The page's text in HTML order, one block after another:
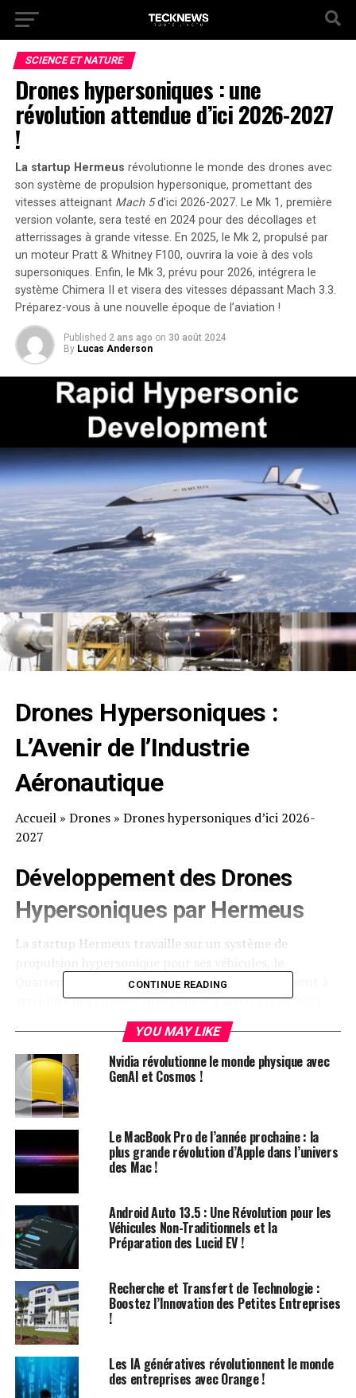
SCIENCE ET NATURE
Drones hypersoniques : une
révolution attendue d’ici 2026-2027
!
La startup Hermeus révolutionne le monde des drones avec
son système de propulsion hypersonique, promettant des
vitesses atteignant Mach 5d’ici 2026-2027. Le Mk 1, première
version volante, sera testé en 2024 pour des décollages et
atterrissages à grande vitesse. En 2025, le Mk 2, propulsé par
un moteur Pratt & Whitney F100, ouvrira la voie à des vols
supersoniques. Enfin, le Mk 3, prévu pour 2026, intégrera le
système Chimera II et visera des vitesses dépassant Mach 3.3.
Préparez-vous à une nouvelle époque de l’aviation !
Published 2 ans ago on 30 août 2024
By Lucas Anderson
Drones Hypersoniques :
L’Avenir de l’Industrie
Aéronautique
Accueil» Drones» Drones hypersoniques d’ici 2026-
2027
Développement des Drones
Hypersoniques par Hermeus
La startup Hermeus travaille sur un système de
Quarterhorse et le Darkhorse. Ces innovations visent à
atteindre des vitesses supérieures àMach 5d’ici 2026-
Ligne du Temps du Développement
du Quarterhorse
Mk 1 :
prévue pour des essais en vol fin 2024. Ces tests
se concentreront sur les décollages et
Mk 2 :
Prévue pour 2025, cette version sera
propulsée par un moteur Pratt et Whitney F100,
permettant ainsi un vol supersonique. Elle servira
de base aux capacités hypersoniques complètes
prévues pour les itérations futures.
Mk 3 :
Attendue en développement d’ici 2026, la
Mk 3 intégrera le système de propulsion chimera
II de Hermeus avec un moteur F100 modifié.
Cette version vise à dépasser Mach 3.3 dans le
cadre des tests du Département de la Défense.
CONTINUE READING
YOU MAY LIKE
Nvidia révolutionne le monde physique avec
GenAI et Cosmos !
Le MacBook Pro de l’année prochaine : la
plus grande révolution d’Apple dans l’univers
des Mac !
Android Auto 13.5 : Une Révolution pour les
Véhicules Non-Traditionnels et la
Préparation des Lucid EV !
Recherche et Transfert de Technologie :
Boostez l’Innovation des Petites Entreprises
!
Les IA génératives révolutionnent le monde
des entreprises avec Orange !